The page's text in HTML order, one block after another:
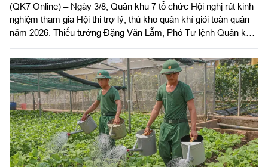
(QK7 Online) – Ngày 3/8, Quân khu 7 tổ chức Hội nghị rút kinh
nghiệm tham gia Hội thi trợ lý, thủ kho quân khí giỏi toàn quân
năm 2026. Thiếu tướng Đặng Văn Lẫm, Phó Tư lệnh Quân khu
Hậu cần – Kỹ thuật Quân khu chủ trì hội nghị.